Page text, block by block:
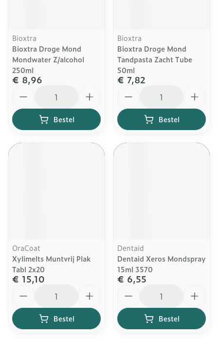
Bioxtra
Bioxtra Droge Mond
Mondwater Z/alcohol
250ml
€ 8,96
Bestel
Bioxtra
Bioxtra Droge Mond
Tandpasta Zacht Tube
50ml
€ 7,82
Bestel
OraCoat
Xylimelts Muntvrij Plak
Tabl 2x20
€ 15,10
Bestel
Dentaid
Dentaid Xeros Mondspray
15ml 3570
€ 6,55
Bestel